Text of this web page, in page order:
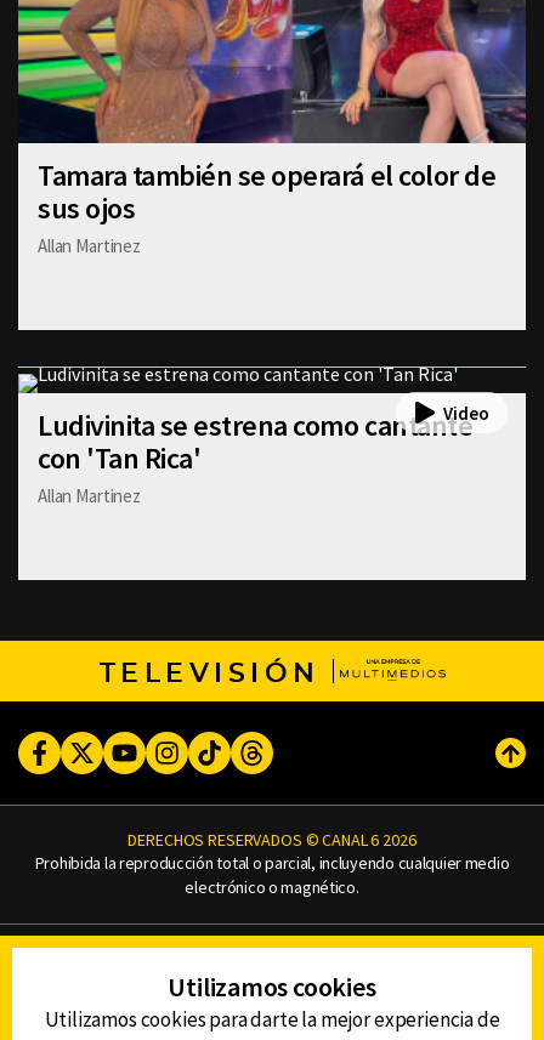
Tamara también se operará el color de
sus ojos
Allan Martinez
Ludivinita se estrena como cantante
con 'Tan Rica'
Allan Martinez
TELEVISIÓN
FacebookTwitterYoutubeInstagram
TikTokThreads
DERECHOS RESERVADOS © CANAL 6 2026
Prohibida la reproducción total o parcial, incluyendo cualquier medio
electrónico o magnético.
AVISO DE PRIVACIDAD
DEFENSORÍA DE LAS AUDIENCIAS
Utilizamos cookies
Utilizamos cookies para darte la mejor experiencia de